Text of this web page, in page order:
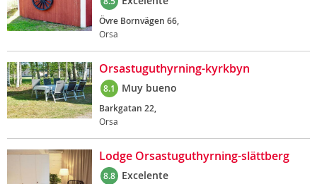
Övre Bornvägen 66,
Orsa
Orsastuguthyrning-kyrkbyn
8.1 Muy bueno
Barkgatan 22,
Orsa
Lodge Orsastuguthyrning-slättberg
8.8 Excelente